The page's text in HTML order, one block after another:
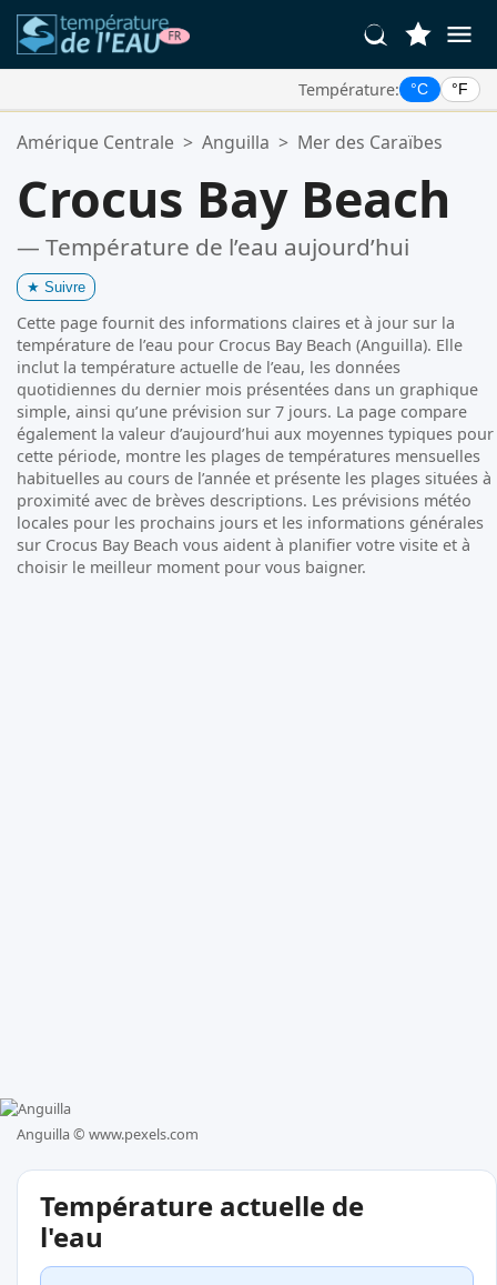
Température: °C °F
Vos Lieux Favoris:
Amérique Centrale > Anguilla > Mer des Caraïbes
Crocus Bay Beach
— Température de l’eau aujourd’hui
★ Suivre
Cette page fournit des informations claires et à jour sur la
température de l’eau pour Crocus Bay Beach (Anguilla). Elle
inclut la température actuelle de l’eau, les données
quotidiennes du dernier mois présentées dans un graphique
simple, ainsi qu’une prévision sur 7 jours. La page compare
également la valeur d’aujourd’hui aux moyennes typiques pour
cette période, montre les plages de températures mensuelles
habituelles au cours de l’année et présente les plages situées à
proximité avec de brèves descriptions. Les prévisions météo
locales pour les prochains jours et les informations générales
sur Crocus Bay Beach vous aident à planifier votre visite et à
choisir le meilleur moment pour vous baigner.
Anguilla © www.pexels.com
Température actuelle de
l'eau